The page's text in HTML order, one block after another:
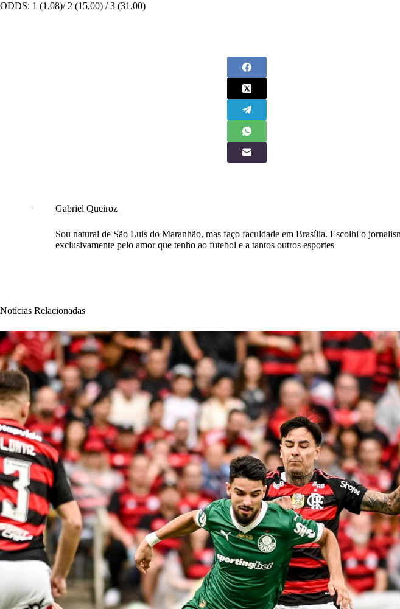
ODDS: 1 (1,08)/ 2 (15,00) / 3 (31,00)
Gabriel Queiroz
Sou natural de São Luis do Maranhão, mas faço faculdade em Brasília. Escolhi o
exclusivamente pelo amor que tenho ao futebol e a tantos outros esportes
Notícias Relacionadas